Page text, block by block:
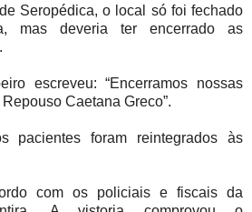
Seropédica, o local só foi fechado
mas deveria ter encerrado as
escreveu: “Encerramos nossas
Caetana Greco”.
pacientes foram reintegrados às
com os policiais e fiscais da